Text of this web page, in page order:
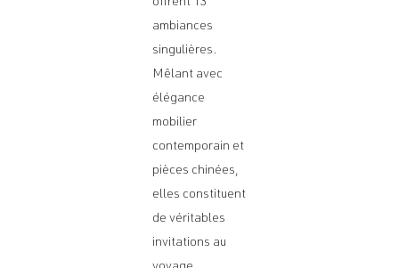
offrent 13
ambiances
singulières.
Mêlant avec
élégance
mobilier
contemporain et
pièces chinées,
elles constituent
de véritables
invitations au